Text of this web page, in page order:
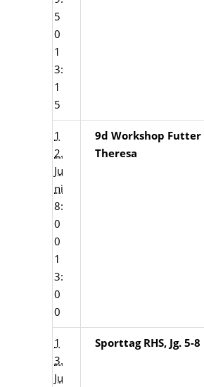
5
0
1
3:
1
5
1
2.
Ju
ni
8:
0
0
1
3:
0
0
9d Workshop Futter
Theresa
1
3.
Ju
Sporttag RHS, Jg. 5-8